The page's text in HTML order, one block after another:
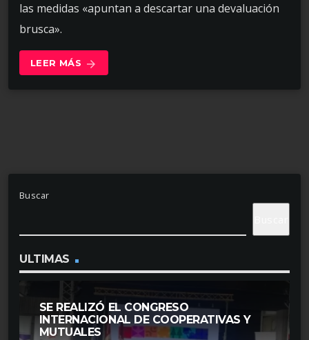
las medidas «apuntan a descartar una devaluación
brusca».
LEER MÁS arrow_forward
Buscar
ULTIMAS
SE REALIZÓ EL CONGRESO
INTERNACIONAL DE COOPERATIVAS Y
MUTUALES